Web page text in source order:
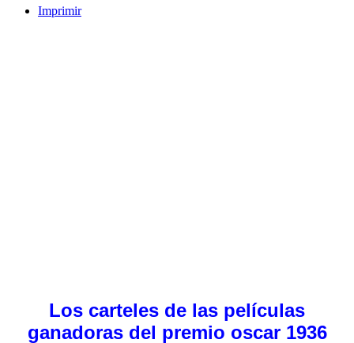
Imprimir
Los carteles de las películas
ganadoras del premio oscar 1936